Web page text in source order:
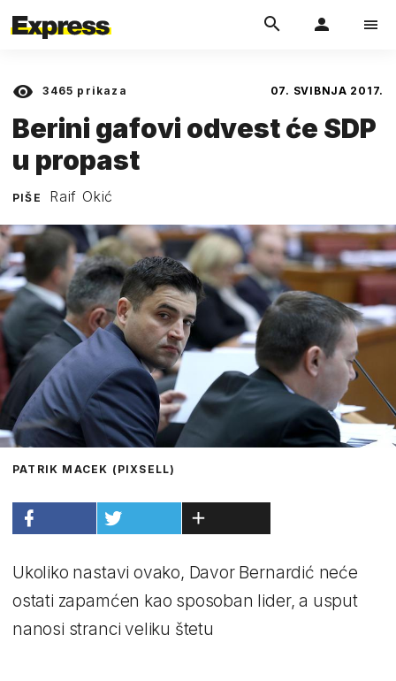
3465 prikaza 07. SVIBNJA 2017.
Berini gafovi odvest će SDP
u propast
PIŠE Raif Okić
PATRIK MACEK (PIXSELL)
Ukoliko nastavi ovako, Davor Bernardić neće
ostati zapamćen kao sposoban lider, a usput
nanosi stranci veliku štetu